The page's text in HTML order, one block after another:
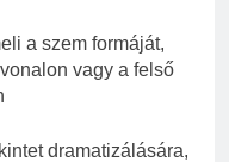
a szem formáját,
vagy a felső
dramatizálására,